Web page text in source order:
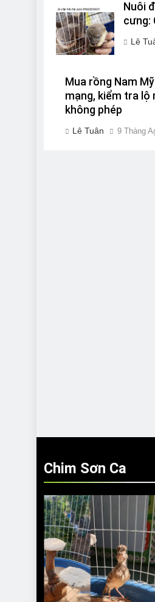
Nuôi
cưng:
Lê
Mua rồng Nam
mạng, kiểm tra
không phép
Lê Tuân 9 Tháng
Chim Sơn Ca